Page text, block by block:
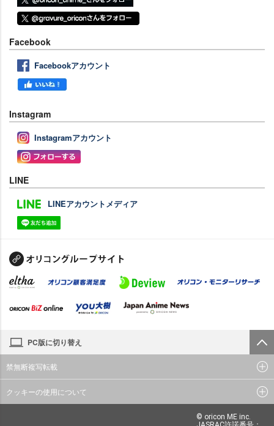
Facebook
Facebookアカウント
Instagram
Instagramアカウント
LINE
LINEアカウントメディア
PC版に切り替え
禁無断複写転載
クッキーの使用について
© oricon ME inc.